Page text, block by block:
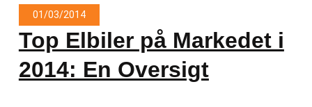
01/03/2014
Top Elbiler på Markedet i
2014: En Oversigt